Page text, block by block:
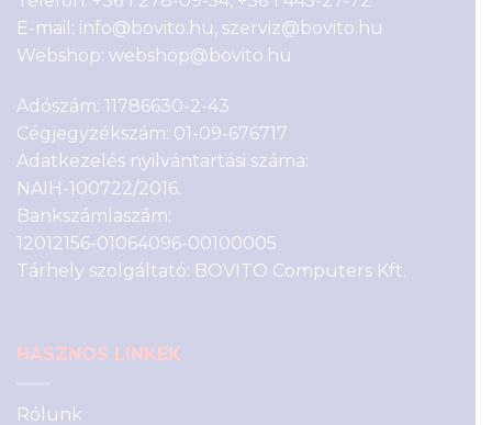
E-mail: info@bovito.hu, szerviz@bovito.hu
Webshop: webshop@bovito.hu
Adószám: 11786630-2-43
Cégjegyzékszám: 01-09-676717
Adatkezelés nyilvántartási száma:
NAIH-100722/2016.
Bankszámlaszám:
12012156-01064096-00100005
Tárhely szolgáltató: BOVITO Computers Kft.
HASZNOS LINKEK
Rólunk